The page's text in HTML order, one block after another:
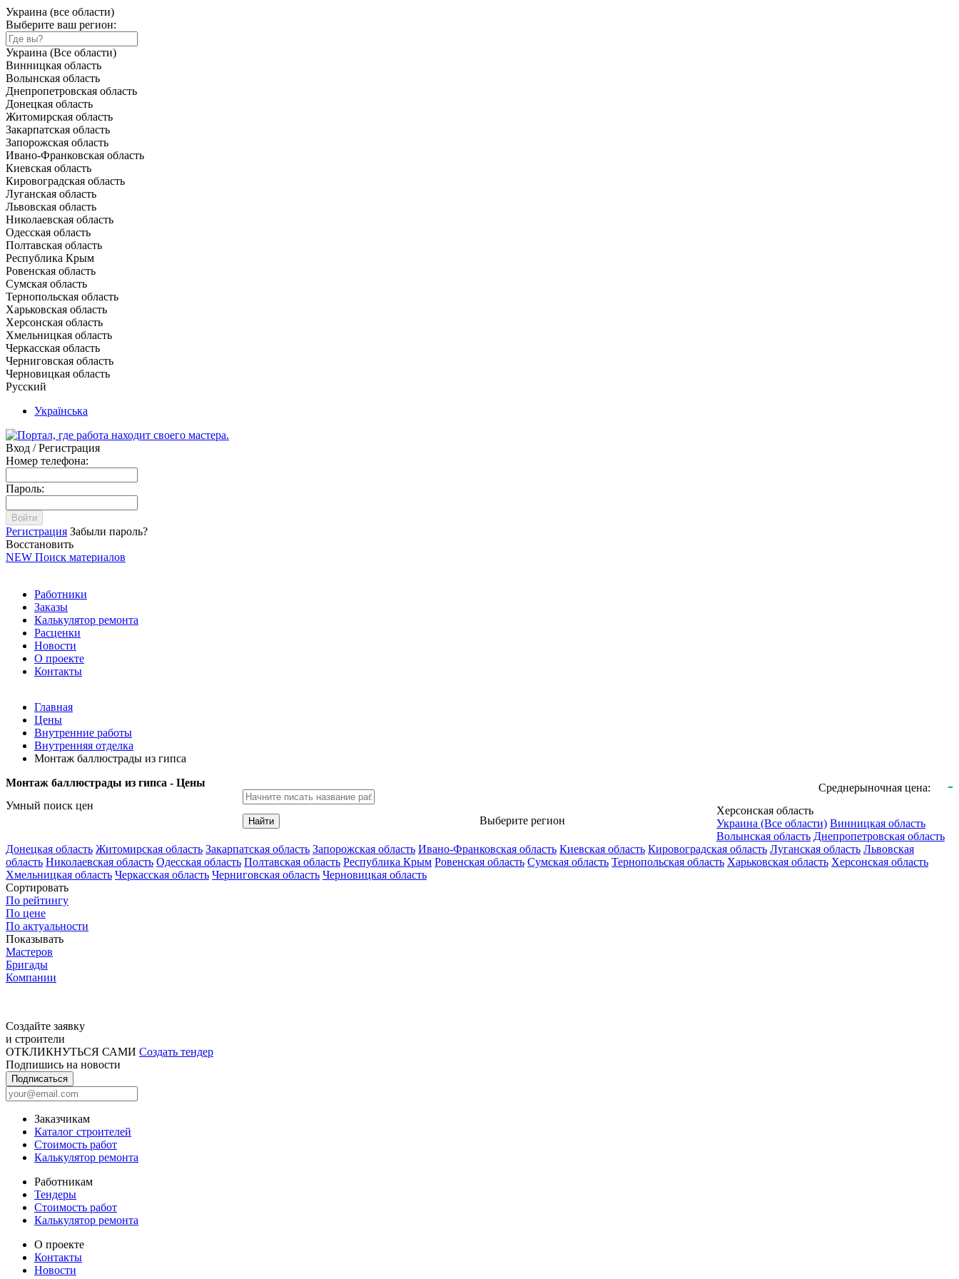
Украина (все области)
Выберите ваш регион:
Украина (Все области)
Винницкая область
Волынская область
Днепропетровская область
Донецкая область
Житомирская область
Закарпатская область
Запорожская область
Ивано-Франковская область
Киевская область
Кировоградская область
Луганская область
Львовская область
Николаевская область
Одесская область
Полтавская область
Республика Крым
Ровенская область
Сумская область
Тернопольская область
Харьковская область
Херсонская область
Хмельницкая область
Черкасская область
Черниговская область
Черновицкая область
Русский
Українська
Вход / Регистрация
Номер телефона:
Пароль:
Войти
Регистрация Забыли пароль?
Восстановить
NEW Поиск материалов
Работники
Заказы
Калькулятор ремонта
Расценки
Новости
О проекте
Контакты
Главная
Цены
Внутренние работы
Внутренняя отделка
Монтаж баллюстрады из гипса
Монтаж баллюстрады из гипса - Цены
Среднерыночная цена: -
Умный поиск цен
Найти Выберите регион
Херсонская область
Украина (Все области) Винницкая область
Волынская область Днепропетровская область
Донецкая область Житомирская область Закарпатская область Запорожская область Ивано-Франковская область Киевская область Кировоградская область Луганская область Львовская
область Николаевская область Одесская область Полтавская область Республика Крым Ровенская область Сумская область Тернопольская область Харьковская область Херсонская область
Хмельницкая область Черкасская область Черниговская область Черновицкая область
Сортировать
По рейтингу
По цене
По актуальности
Показывать
Мастеров
Бригады
Компании
Создайте заявку
и строители
ОТКЛИКНУТЬСЯ САМИ Создать тендер
Подпишись на новости
Подписаться
Заказчикам
Каталог строителей
Стоимость работ
Калькулятор ремонта
Работникам
Тендеры
Стоимость работ
Калькулятор ремонта
О проекте
Контакты
Новости